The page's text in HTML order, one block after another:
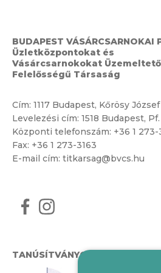
BUDAPEST
Üzletközpontokat és
Vásárcsarnokokat
Felelősségű Társaság
Cím: 1117 Budapest, Kőrösy József
Levelezési cím: 1518 Budapest, Pf.
Központi telefonszám: +36 1 273-
Fax: +36 1 273-3163
E-mail cím: titkarsag@bvcs.hu
TANÚSÍTVÁNYOK